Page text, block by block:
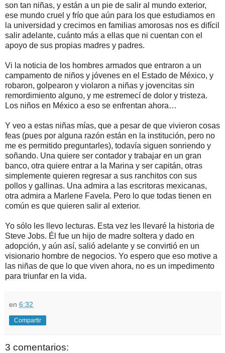
son tan niñas, y están a un pie de salir al mundo exterior,
ese mundo cruel y frío que aún para los que estudiamos en
la universidad y crecimos en familias amorosas nos es difícil
salir adelante, cuánto más a ellas que ni cuentan con el
apoyo de sus propias madres y padres.
Vi la noticia de los hombres armados que entraron a un
campamento de niños y jóvenes en el Estado de México, y
robaron, golpearon y violaron a niñas y jovencitas sin
remordimiento alguno, y me estremecí de dolor y tristeza.
Los niños en México a eso se enfrentan ahora…
Y veo a estas niñas mías, que a pesar de que vivieron cosas
feas (pues por alguna razón están en la institución, pero no
me es permitido preguntarles), todavía siguen sonriendo y
soñando. Una quiere ser contador y trabajar en un gran
banco, otra quiere entrar a la Marina y ser capitán, otras
simplemente quieren regresar a sus ranchitos con sus
pollos y gallinas. Una admira a las escritoras mexicanas,
otra admira a Marlene Favela. Pero lo que todas tienen en
común es que quieren salir al exterior.
Yo sólo les llevo lecturas. Esta vez les llevaré la historia de
Steve Jobs. Él fue un hijo de madre soltera y dado en
adopción, y aún así, salió adelante y se convirtió en un
visionario hombre de negocios. Yo espero que eso motive a
las niñas de que lo que viven ahora, no es un impedimento
para triunfar en la vida.
en 6:32
Compartir
3 comentarios: